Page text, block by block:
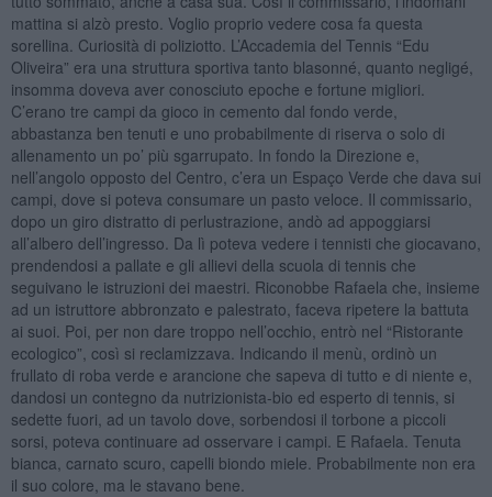
mattina si alzò presto. Voglio proprio vedere cosa fa questa
sorellina. Curiosità di poliziotto. L’Accademia del Tennis “Edu
Oliveira” era una struttura sportiva tanto blasonné, quanto negligé,
insomma doveva aver conosciuto epoche e fortune migliori.
C’erano tre campi da gioco in cemento dal fondo verde,
abbastanza ben tenuti e uno probabilmente di riserva o solo di
allenamento un po’ più sgarrupato. In fondo la Direzione e,
nell’angolo opposto del Centro, c’era un Espaço Verde che dava sui
campi, dove si poteva consumare un pasto veloce. Il commissario,
dopo un giro distratto di perlustrazione, andò ad appoggiarsi
all’albero dell’ingresso. Da lì poteva vedere i tennisti che giocavano,
prendendosi a pallate e gli allievi della scuola di tennis che
seguivano le istruzioni dei maestri. Riconobbe Rafaela che, insieme
ad un istruttore abbronzato e palestrato, faceva ripetere la battuta
ai suoi. Poi, per non dare troppo nell’occhio, entrò nel “Ristorante
ecologico”, così si reclamizzava. Indicando il menù, ordinò un
frullato di roba verde e arancione che sapeva di tutto e di niente e,
dandosi un contegno da nutrizionista-bio ed esperto di tennis, si
sedette fuori, ad un tavolo dove, sorbendosi il torbone a piccoli
sorsi, poteva continuare ad osservare i campi. E Rafaela. Tenuta
bianca, carnato scuro, capelli biondo miele. Probabilmente non era
il suo colore, ma le stavano bene.